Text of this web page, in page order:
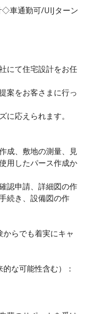
◇車通勤可/UIJターン
にて住宅設計をお任
案をお客さまに行っ
に応えられます。
成、敷地の測量、見
用したパース作成か
認申請、詳細図の作
続き、設備図の作
らでも着実にキャ
な可能性含む）：